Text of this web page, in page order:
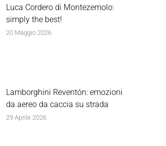
Luca Cordero di Montezemolo:
simply the best!
20 Maggio 2026
Lamborghini Reventón: emozioni
da aereo da caccia su strada
29 Aprile 2026